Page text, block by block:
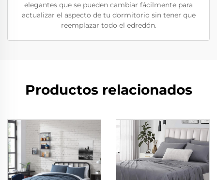
elegantes que se pueden cambiar fácilmente para
actualizar el aspecto de tu dormitorio sin tener que
reemplazar todo el edredón.
Productos relacionados